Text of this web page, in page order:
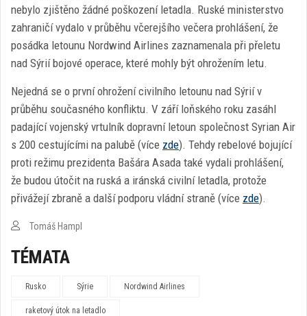
nebylo zjištěno žádné poškození letadla. Ruské ministerstvo
zahraničí vydalo v průběhu včerejšího večera prohlášení, že
posádka letounu Nordwind Airlines zaznamenala při přeletu
nad Sýrií bojové operace, které mohly být ohrožením letu.
Nejedná se o první ohrožení civilního letounu nad Sýrií v
průběhu současného konfliktu. V září loňského roku zasáhl
padající vojenský vrtulník dopravní letoun společnost Syrian Air
s 200 cestujícími na palubě (více zde). Tehdy rebelové bojující
proti režimu prezidenta Bašára Asada také vydali prohlášení,
že budou útočit na ruská a iránská civilní letadla, protože
přivážejí zbraně a další podporu vládní straně (více zde).
Tomáš Hampl
TÉMATA
Rusko Sýrie Nordwind Airlines
raketový útok na letadlo